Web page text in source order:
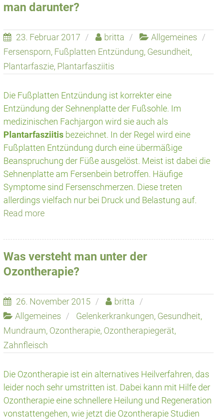
man darunter?
23. Februar 2017 britta
Allgemeines
Fersensporn, Fußplatten Entzündung, Gesundheit,
Plantarfaszie, Plantarfasziitis
Die Fußplatten Entzündung ist korrekter eine
Entzündung der Sehnenplatte der Fußsohle. Im
medizinischen Fachjargon wird sie auch als
Plantarfasziitisbezeichnet. In der Regel wird eine
Fußplatten Entzündung durch eine übermäßige
Beanspruchung der Füße ausgelöst. Meist ist dabei die
Sehnenplatte am Fersenbein betroffen. Häufige
Symptome sind Fersenschmerzen. Diese treten
allerdings vielfach nur bei Druck und Belastung auf.
Read more
Was versteht man unter der
Ozontherapie?
26. November 2015
britta
Allgemeines
Gelenkerkrankungen, Gesundheit,
Mundraum, Ozontherapie, Ozontherapiegerät,
Zahnfleisch
Die Ozontherapie ist ein alternatives Heilverfahren, das
leider noch sehr umstritten ist. Dabei kann mit Hilfe der
Ozontherapie eine schnellere Heilung und Regeneration
vonstattengehen, wie jetzt die Ozontherapie Studien